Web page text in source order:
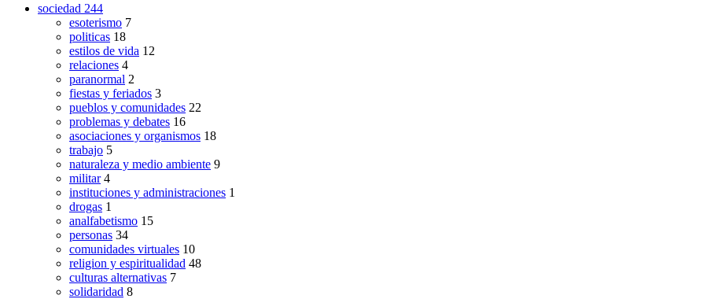
sociedad 244
esoterismo 7
politicas 18
estilos de vida 12
relaciones 4
paranormal 2
fiestas y feriados 3
pueblos y comunidades 22
problemas y debates 16
asociaciones y organismos 18
trabajo 5
naturaleza y medio ambiente 9
militar 4
instituciones y administraciones 1
drogas 1
analfabetismo 15
personas 34
comunidades virtuales 10
religion y espiritualidad 48
culturas alternativas 7
solidaridad 8